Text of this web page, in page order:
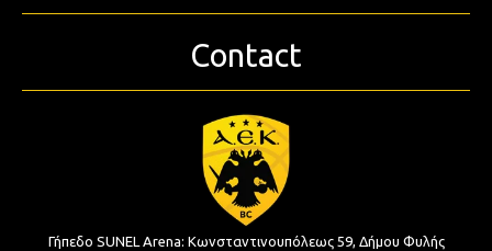
Contact
Γήπεδο SUNEL Arena: Κωνσταντινουπόλεως 59, Δήμου Φυλής